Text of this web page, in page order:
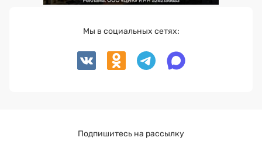
Мы в социальных сетях:
Подпишитесь на рассылку